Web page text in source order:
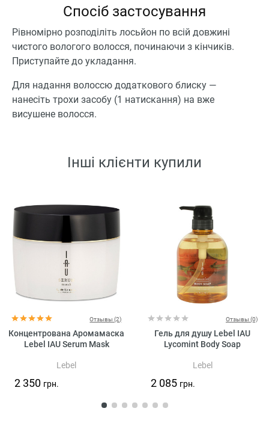
Спосіб застосування
Рівномірно розподіліть лосьйон по всій довжині
чистого вологого волосся, починаючи з кінчиків.
Приступайте до укладання.
Для надання волоссю додаткового блиску —
нанесіть трохи засобу (1 натискання) на вже
висушене волосся.
Інші клієнти купили
Отзывы (2)
Концентрована Аромамаска
Lebel IAU Serum Mask
Lebel
2 350 грн.
Отзывы (0)
Гель для душу Lebel IAU
Lycomint Body Soap
Lebel
2 085 грн.